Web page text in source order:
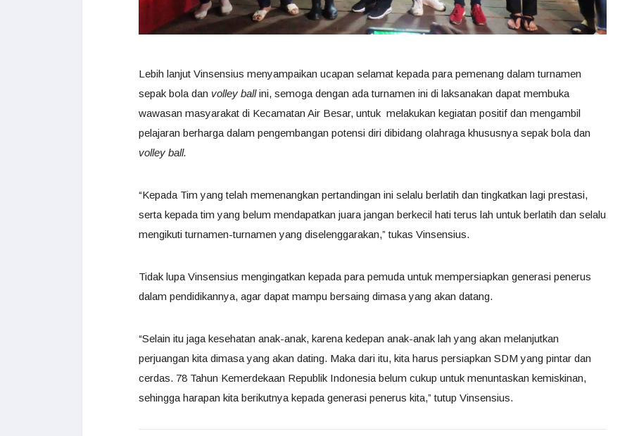
Lebih lanjut Vinsensius menyampaikan ucapan selamat kepada para pemenang dalam turnamen
sepak bola dan volley ballini, semoga dengan ada turnamen ini di laksanakan dapat membuka
wawasan masyarakat di Kecamatan Air Besar, untuk melakukan kegiatan positif dan mengambil
pelajaran berharga dalam pengembangan potensi diri dibidang olahraga khususnya sepak bola dan
volley ball.
“Kepada Tim yang telah memenangkan pertandingan ini selalu berlatih dan tingkatkan lagi prestasi,
serta kepada tim yang belum mendapatkan juara jangan berkecil hati terus lah untuk berlatih dan selalu
mengikuti turnamen-turnamen yang diselenggarakan,” tukas Vinsensius.
Tidak lupa Vinsensius mengingatkan kepada para pemuda untuk mempersiapkan generasi penerus
dalam pendidikannya, agar dapat mampu bersaing dimasa yang akan datang.
“Selain itu jaga kesehatan anak-anak, karena kedepan anak-anak lah yang akan melanjutkan
perjuangan kita dimasa yang akan dating. Maka dari itu, kita harus persiapkan SDM yang pintar dan
cerdas. 78 Tahun Kemerdekaan Republik Indonesia belum cukup untuk menuntaskan kemiskinan,
sehingga harapan kita berikutnya kepada generasi penerus kita,” tutup Vinsensius.